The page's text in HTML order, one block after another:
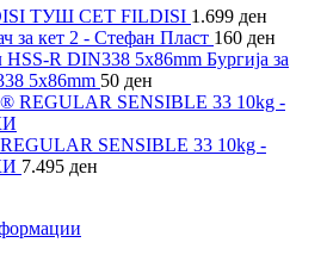
ТУШ СЕТ FILDISI 1.699 ден
за кет 2 - Стефан Пласт 160 ден
Бургија за
5x86mm 50 ден
SENSIBLE 33 10kg -
7.495 ден